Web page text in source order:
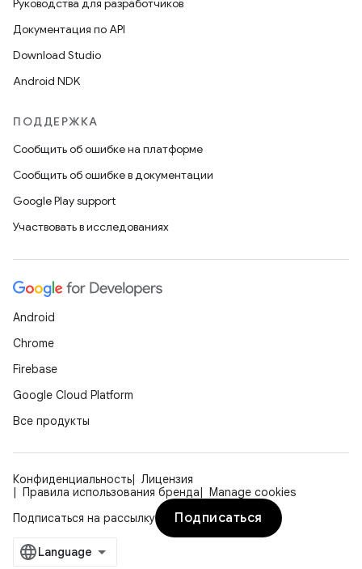
Руководства для разработчиков
Документация по API
Download Studio
Android NDK
ПОДДЕРЖКА
Сообщить об ошибке на платформе
Сообщить об ошибке в документации
Google Play support
Участвовать в исследованиях
Android
Chrome
Firebase
Google Cloud Platform
Все продукты
Конфиденциальность
Лицензия
Правила использования бренда
Manage cookies
Подписаться на рассылку
Подписаться